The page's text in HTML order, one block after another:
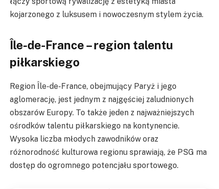
kojarzonego z luksusem i nowoczesnym stylem życia.
Île-de-France – region talentu
piłkarskiego
Region Île-de-France, obejmujący Paryż i jego
aglomerację, jest jednym z najgęściej zaludnionych
obszarów Europy. To także jeden z najważniejszych
ośrodków talentu piłkarskiego na kontynencie.
Wysoka liczba młodych zawodników oraz
różnorodność kulturowa regionu sprawiają, że PSG ma
dostęp do ogromnego potencjału sportowego.